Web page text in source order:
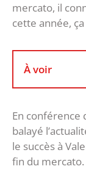
mercato, il
cette année,
À voir
En conférence
balayé
le succès à
fin du mercato.